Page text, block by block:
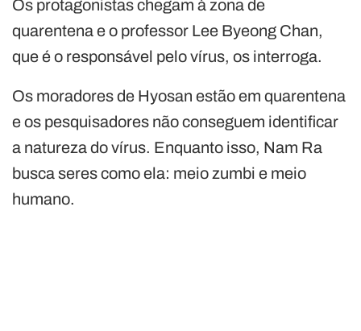
Os protagonistas chegam à zona de
quarentena e o professor Lee Byeong Chan,
que é o responsável pelo vírus, os interroga.
Os moradores de Hyosan estão em quarentena
e os pesquisadores não conseguem identificar
a natureza do vírus. Enquanto isso, Nam Ra
busca seres como ela: meio zumbi e meio
humano.